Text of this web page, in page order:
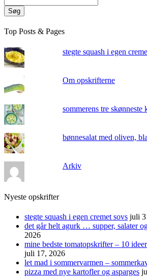
Søg
Top Posts & Pages
stegte squash i egen
Om opskrifterne
sommerens tre skønneste
bønnesalat med oliven,
Arkiv
Nyeste opskrifter
stegte squash i egen cremet sovs juli
det går helt agurk … supper, salater
2026
mine bedste tomatopskrifter – 10
juli 17, 2026
let mad i sommervarmen –
pizza med nye kartofler og asparges